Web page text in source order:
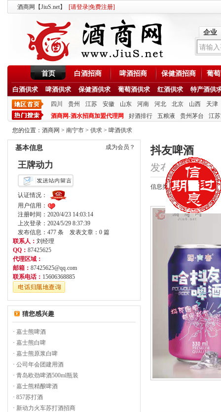
酒商网【JiuS.net】 [请登录免费注册]
企业
首页 白酒招商 啤酒招商 保健酒招商 葡
白酒供求 啤酒供求 保健酒供求 葡萄酒供求 红酒供求 特产酒供
四川 贵州 江苏 安徽 山东 河南 河北 北京 山西
天津
酒商网-酒水招商加盟代理网
好酒排行 五粮液 贵州茅台 江
您的位置： 酒商网 > 南宁市 > 供求 > 啤酒供求
成为会员？
基本信息
王牌动力
认证情况：
用户信用：
注册时间：2020/4/23 14:03:14
上次登录：2024/5/29 8:37:39
发布信息：477 条 发表文章：0 篇
联系人： 刘经理
QQ： 87425625
代理区域：
邮箱： 87425625@qq.com
联系电话： 15606368885
猜您感兴趣
· 嘉士熊啤酒
· 嘉士熊白啤
· 嘉士熊原浆白啤
· 公司年会团建用酒
· 青岛欧劲啤酒500ml瓶装
· 嘉士熊精酿啤酒
· 857苏打酒
· 新动力火车苏打酒招商
抖友啤酒
发布时间：
信息类型：供应